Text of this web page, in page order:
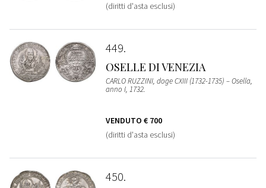
(diritti d'asta esclusi)
449
OSELLE DI VENEZIA
CARLO RUZZINI, doge CXIII (1732-1735) – Osella,
anno I, 1732.
VENDUTO € 700
(diritti d'asta esclusi)
450